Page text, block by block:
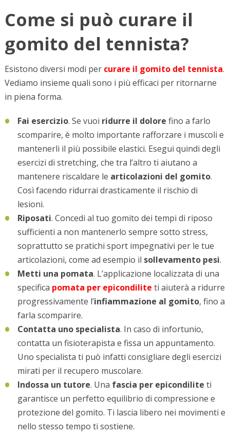
Come si può curare il
gomito del tennista?
Esistono diversi modi per curare il gomito del tennista.
Vediamo insieme quali sono i più efficaci per ritornarne
in piena forma.
Fai esercizio. Se vuoi ridurre il dolore fino a farlo
scomparire, è molto importante rafforzare i muscoli e
mantenerli il più possibile elastici. Esegui quindi degli
esercizi di stretching, che tra l’altro ti aiutano a
mantenere riscaldare le articolazioni del gomito.
Così facendo ridurrai drasticamente il rischio di
lesioni.
Riposati. Concedi al tuo gomito dei tempi di riposo
sufficienti a non mantenerlo sempre sotto stress,
soprattutto se pratichi sport impegnativi per le tue
articolazioni, come ad esempio il sollevamento pesi.
Metti una pomata. L’applicazione localizzata di una
specifica pomata per epicondilite ti aiuterà a ridurre
progressivamente l’infiammazione al gomito, fino a
farla scomparire.
Contatta uno specialista. In caso di infortunio,
contatta un fisioterapista e fissa un appuntamento.
Uno specialista ti può infatti consigliare degli esercizi
mirati per il recupero muscolare.
Indossa un tutore. Una fascia per epicondilite ti
garantisce un perfetto equilibrio di compressione e
protezione del gomito. Ti lascia libero nei movimenti e
nello stesso tempo ti sostiene.